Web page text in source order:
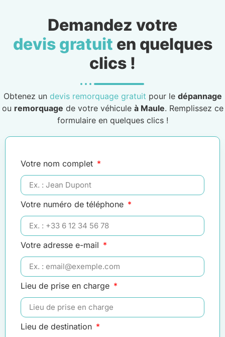
Demandez votre
devis gratuit en quelques
clics !
Obtenez un devis remorquage gratuit pour le dépannage
ou remorquage de votre véhicule à Maule. Remplissez ce
formulaire en quelques clics !
Votre nom complet
Votre numéro de téléphone
Votre adresse e-mail
Lieu de prise en charge
Lieu de destination